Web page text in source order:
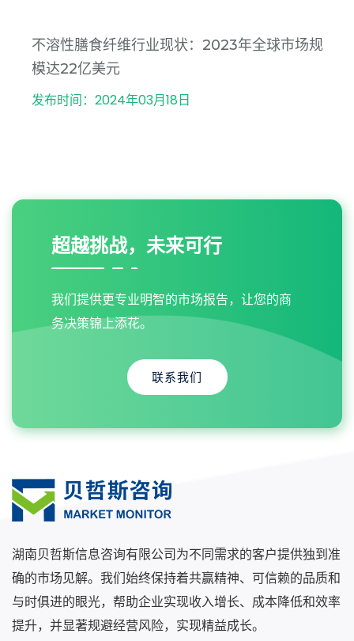
不溶性膳食纤维行业现状：2023年全球市场规
模达22亿美元
发布时间：2024年03月18日
超越挑战，未来可行
我们提供更专业明智的市场报告，让您的商
务决策锦上添花。
联系我们
湖南贝哲斯信息咨询有限公司为不同需求的客户提供独到准
确的市场见解。我们始终保持着共赢精神、可信赖的品质和
与时俱进的眼光，帮助企业实现收入增长、成本降低和效率
提升，并显著规避经营风险，实现精益成长。